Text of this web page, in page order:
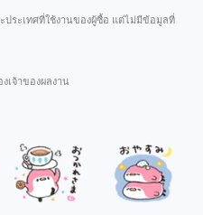
ระเทศที่ใช้งานของผู้ซื้อ แต่ไม่มีข้อมูลที่
เจ้าของผลงาน